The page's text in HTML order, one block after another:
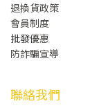
退換貨政策
會員制度
批發優惠
防詐騙宣導
聯絡我們